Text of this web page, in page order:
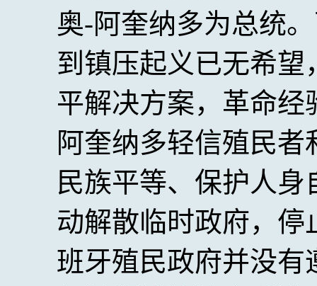
奥-阿奎纳多为总统
到镇压起义已无希
平解决方案，革命
阿奎纳多轻信殖民
民族平等、保护人
动解散临时政府，
班牙殖民政府并没